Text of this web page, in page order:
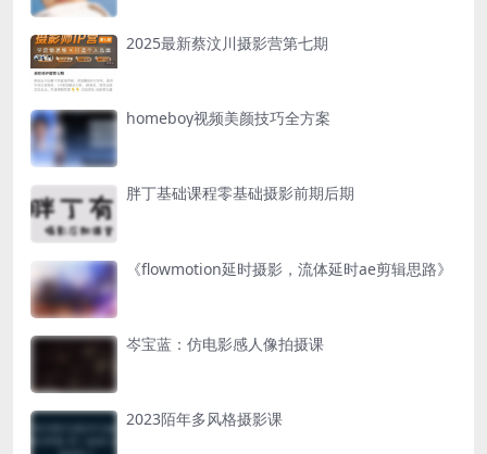
2025最新蔡汶川摄影营第七期
homeboy视频美颜技巧全方案
胖丁基础课程零基础摄影前期后期
《flowmotion延时摄影，流体延时ae剪辑思路》
岑宝蓝：仿电影感人像拍摄课
2023陌年多风格摄影课